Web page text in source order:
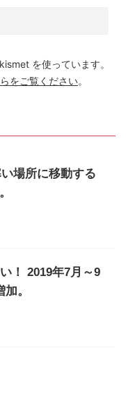
を使っています。
をご覧ください。
場所に移動する
！ 2019年7月～9
。